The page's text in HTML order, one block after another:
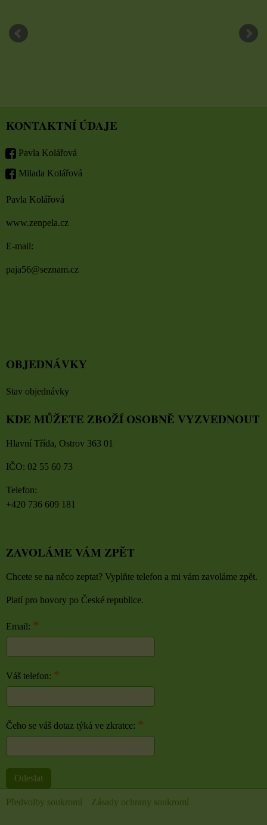
KONTAKTNÍ ÚDAJE
Pavla Kolářová
Milada Kolářová
Pavla Kolářová
www.zenpela.cz
E-mail:
paja56@seznam.cz
OBJEDNÁVKY
Stav objednávky
KDE MŮŽETE ZBOŽÍ OSOBNĚ VYZVEDNOUT
Hlavní Třída, Ostrov 363 01
IČO: 02 55 60 73
Telefon:
+420 736 609 181
ZAVOLÁME VÁM ZPĚT
Chcete se na něco zeptat? Vyplňte telefon a mi vám zavoláme zpět.
Platí pro hovory po České republice.
Email: *
Váš telefon: *
Čeho se váš dotaz týká ve zkratce: *
Odeslat
Předvolby soukromí Zásady ochrany soukromí